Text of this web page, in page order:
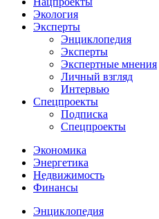
Экология
Эксперты
Энциклопедия
Эксперты
Экспертные мнения
Личный взгляд
Интервью
Спецпроекты
Подписка
Спецпроекты
Экономика
Энергетика
Недвижимость
Финансы
Энциклопедия